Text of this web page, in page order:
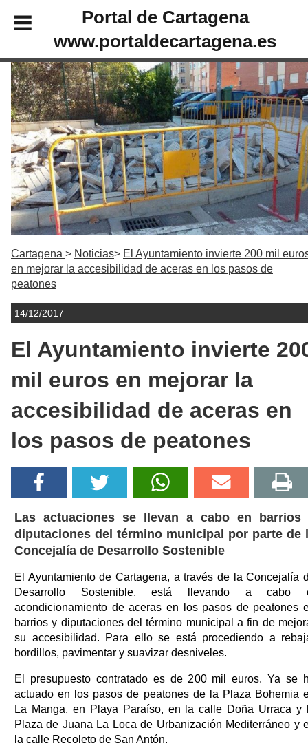
Portal de Cartagena
www.portaldecartagena.es
Cartagena Noticias
El Ayuntamiento invierte 200 mil
en mejorar la accesibilidad de aceras en los pasos de
peatones
14/12/2017
El Ayuntamiento invierte
mil euros en mejorar la
accesibilidad de aceras en
los pasos de peatones
Las actuaciones se llevan a cabo en barrios
diputaciones del término municipal por parte de
Concejalía de Desarrollo Sostenible
El Ayuntamiento de Cartagena, a través de la Concejalía
Desarrollo Sostenible, está llevando a cabo
acondicionamiento de aceras en los pasos de peatones
barrios y diputaciones del término municipal a fin de
su accesibilidad. Para ello se está procediendo a
bordillos, pavimentar y suavizar desniveles.
El presupuesto contratado es de 200 mil euros. Ya se
actuado en los pasos de peatones de la Plaza Bohemia
La Manga, en Playa Paraíso, en la calle Doña Urraca y
Plaza de Juana La Loca de Urbanización Mediterráneo y
la calle Recoleto de San Antón.